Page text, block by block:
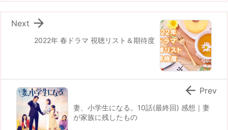
2022年 春ドラマ 視聴リスト＆期待度

Next
妻、小学生になる。10話(最終回) 感想｜妻
が家族に残したもの
 Prev